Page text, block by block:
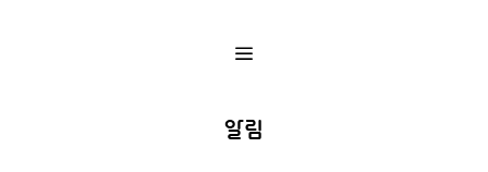
a
알림